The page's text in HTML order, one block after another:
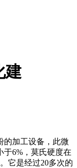
建
的加工设备，此微
于6%，莫氏硬度在
它是经过20多次的